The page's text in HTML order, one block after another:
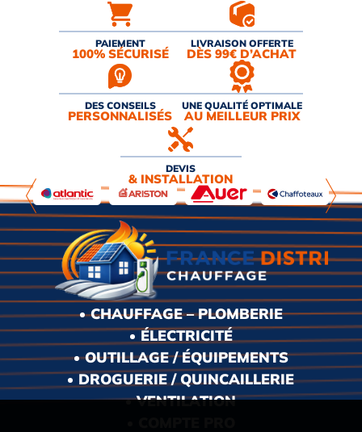
PAIEMENT
100% SÉCURISÉ
LIVRAISON OFFERTE
DÈS 99€ D’ACHAT
DES CONSEILS
PERSONNALISÉS
UNE QUALITÉ OPTIMALE
AU MEILLEUR PRIX
DEVIS
& INSTALLATION
CHAUFFAGE – PLOMBERIE
ÉLECTRICITÉ
OUTILLAGE / ÉQUIPEMENTS
DROGUERIE / QUINCAILLERIE
VENTILATION